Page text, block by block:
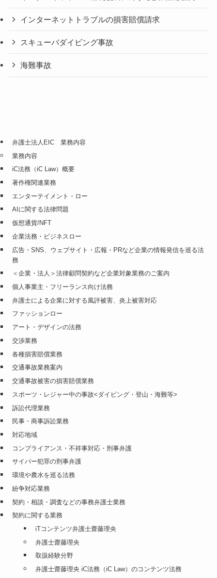
インターネットトラブルの損害賠償請求
スキューバダイビング事故
海難事故
弁護士法人EIC 業務内容
業務内容
iC法務（iC Law）概要
著作権関連業務
エンターテイメント・ロー
AIに関する法律問題
仮想通貨/NFT
企業法務・ビジネスロー
広告・SNS、ウェブサイト・広報・PRなど企業の情報発信を巡る法
務
＜企業・法人＞法律顧問契約など企業対象業務のご案内
個人事業主・フリーランス向け法務
弁護士による企業に対する風評被害、炎上被害対応
ファッションロー
アート・デザインの法務
交渉業務
各種損害賠償業務
交通事故業務案内
交通事故被害の損害賠償業務
スポーツ・レジャー中の事故<ダイビング・登山・海難等>
訴訟代理業務
民事・商事訴訟業務
対応地域
コンプライアンス・不祥事対応・刑事弁護
サイバー犯罪の刑事弁護
環境や農水を巡る法務
紛争対応業務
契約・相談・調査などの事務弁護士業務
契約に関する業務
iTコンテンツ弁護士齋藤理央
弁護士齋藤理央
取扱経験分野
弁護士齋藤理央 iC法務（iC Law）のコンテンツ法務